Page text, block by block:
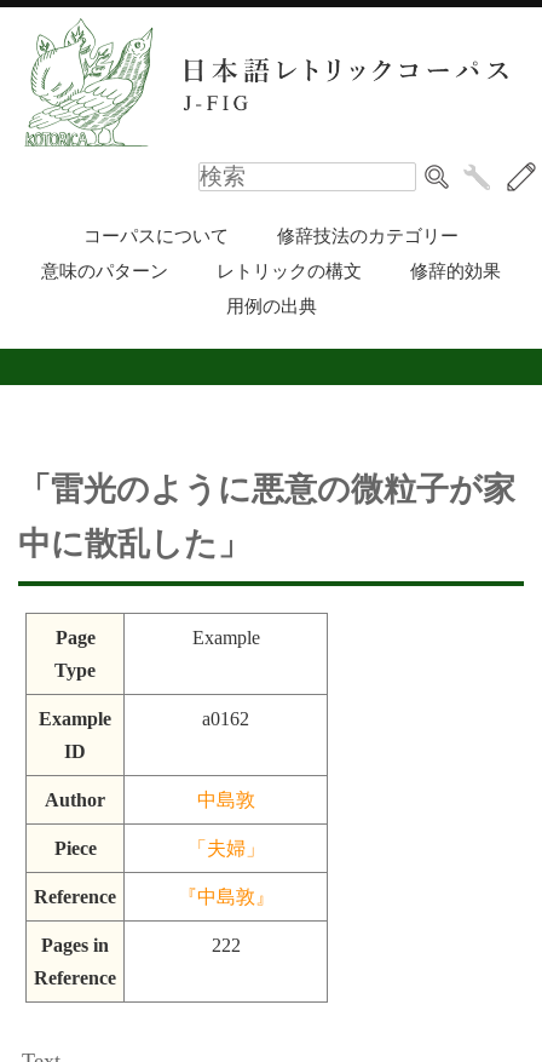
コーパスについて
修辞技法のカテゴリー
意味のパターン
レトリックの構文
修辞的効果
用例の出典
「雷光のように悪意の微粒子が家
中に散乱した」
Page
Type
Example
Example
ID
a0162
Author 中島敦
Piece 「夫婦」
Reference 『中島敦』
Pages in
Reference
222